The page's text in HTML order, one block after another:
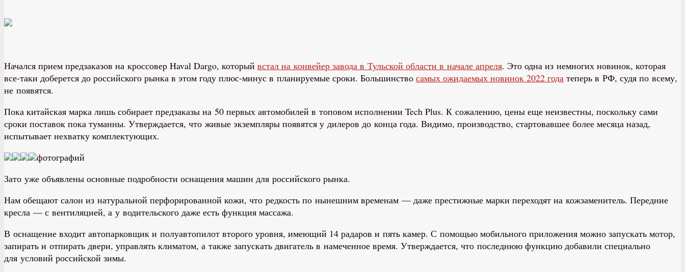
Начался прием предзаказов на кроссовер Haval Dargo, который встал на конвейер завода в Тульской области в начале апреля. Это одна из немногих новинок, которая
все-таки доберется до российского рынка в этом году плюс-минус в планируемые сроки. ​​Большинство самых ожидаемых новинок 2022 года теперь в РФ, судя по всему,
не появятся.
Пока китайская марка лишь собирает предзаказы на 50 первых автомобилей в топовом исполнении Tech Plus. К сожалению, цены еще неизвестны, поскольку сами
сроки поставок пока туманны. Утверждается, что живые экземпляры появятся у дилеров до конца года. Видимо, производство, стартовавшее более месяца назад,
испытывает нехватку комплектующих.
фотографий
Зато уже объявлены основные подробности оснащения машин для российского рынка.
Нам обещают салон из натуральной перфорированной кожи, что редкость по нынешним временам — даже престижные марки переходят на кожзаменитель. Передние
кресла — с вентиляцией, а у водительского даже есть функция массажа.
В оснащение входит автопарковщик и полуавтопилот второго уровня, имеющий 14 радаров и пять камер. С помощью мобильного приложения можно запускать мотор,
запирать и отпирать двери, управлять климатом, а также запускать двигатель в намеченное время. Утверждается, что последнюю функцию добавили специально
для условий российской зимы.